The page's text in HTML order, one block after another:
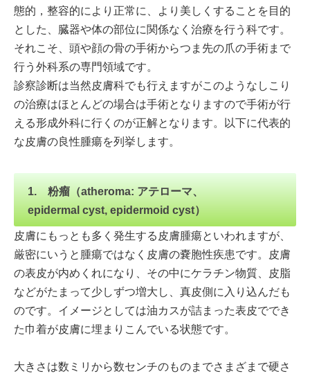
態的，整容的により正常に、より美しくすることを目的
とした、臓器や体の部位に関係なく治療を行う科です。
それこそ、頭や顔の骨の手術からつま先の爪の手術まで
行う外科系の専門領域です。
診察診断は当然皮膚科でも行えますがこのようなしこり
の治療はほとんどの場合は手術となりますので手術が行
える形成外科に行くのが正解となります。以下に代表的
な皮膚の良性腫瘍を列挙します。
1. 粉瘤（atheroma: アテローマ、
epidermal cyst, epidermoid cyst）
皮膚にもっとも多く発生する皮膚腫瘍といわれますが、
厳密にいうと腫瘍ではなく皮膚の嚢胞性疾患です。皮膚
の表皮が内めくれになり、その中にケラチン物質、皮脂
などがたまって少しずつ増大し、真皮側に入り込んだも
のです。イメージとしては油カスが詰まった表皮ででき
た巾着が皮膚に埋まりこんでいる状態です。
大きさは数ミリから数センチのものまでさまざまで硬さ